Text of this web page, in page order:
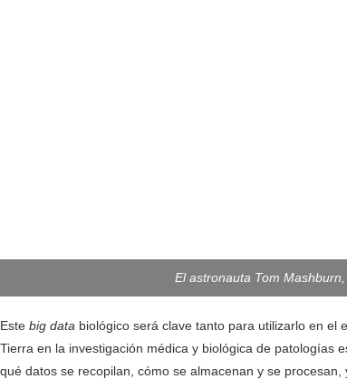
El astronauta Tom
Este big data biológico será clave tanto para utilizarlo en el
Tierra en la investigación médica y biológica de patologías
qué datos se recopilan, cómo se almacenan y se